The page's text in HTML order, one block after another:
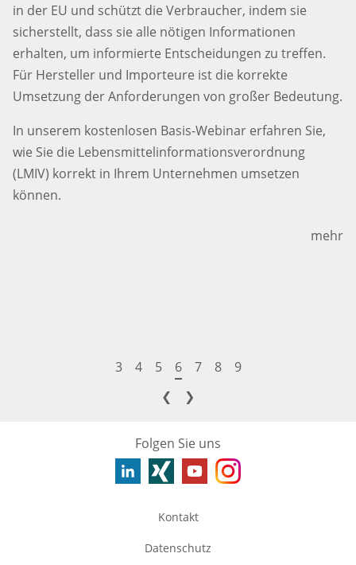
in der EU und schützt die Verbraucher, indem sie
sicherstellt, dass sie alle nötigen Informationen
erhalten, um informierte Entscheidungen zu treffen.
Für Hersteller und Importeure ist die korrekte
Umsetzung der Anforderungen von großer Bedeutung.
In unserem kostenlosen Basis-Webinar erfahren Sie,
wie Sie die Lebensmittelinformationsverordnung
(LMIV) korrekt in Ihrem Unternehmen umsetzen
können.
mehr
3 4 5 6 7 8
9
❮
❯
Folgen Sie uns
Kontakt
Datenschutz